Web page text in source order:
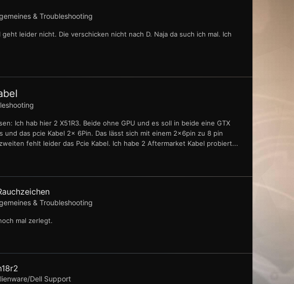
& Troubleshooting
leider nicht. Die verschicken nicht nach D. Naja da such ich mal. Ich
Ich hab hier 2 X51R3. Beide ohne GPU und es soll in beide eine GTX
das pcie Kabel 2x 6Pin. Das lässt sich mit einem 2x6pin zu 8 pin
fehlt leider das Pcie Kabel. Ich habe 2 Aftermarket Kabel probiert...
& Troubleshooting
mal zerlegt.
Dell Support